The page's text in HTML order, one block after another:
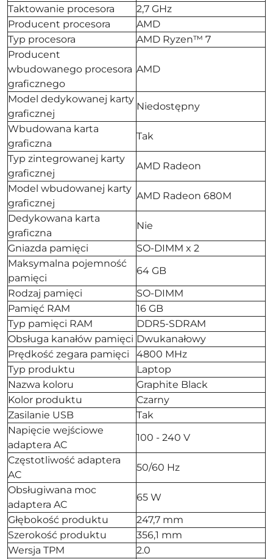
Taktowanie procesora
2,7 GHz
Producent procesora
AMD
Typ procesora
AMD Ryzen™ 7
Producent
wbudowanego procesora
graficznego
AMD
Model dedykowanej karty
graficznej
Niedostępny
Wbudowana karta
graficzna
Tak
Typ zintegrowanej karty
graficznej
AMD Radeon
Model wbudowanej karty
graficznej
AMD Radeon 680M
Dedykowana karta
graficzna
Nie
Gniazda pamięci
SO-DIMM x 2
Maksymalna pojemność
pamięci
64 GB
Rodzaj pamięci
SO-DIMM
Pamięć RAM
16 GB
Typ pamięci RAM
DDR5-SDRAM
Obsługa kanałów pamięci Dwukanałowy
Prędkość zegara pamięci
4800 MHz
Typ produktu
Laptop
Nazwa koloru
Graphite Black
Kolor produktu
Czarny
Zasilanie USB
Tak
Napięcie wejściowe
adaptera AC
100 - 240 V
Częstotliwość adaptera
AC
50/60 Hz
Obsługiwana moc
adaptera AC
65 W
Głębokość produktu
247,7 mm
Szerokość produktu
356,1 mm
Wersja TPM
2.0